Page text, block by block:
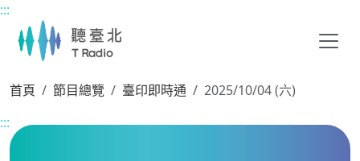
主要內容區塊
:::
首頁 節目總覽 臺印即時通
2025/10/04 (六)
:::